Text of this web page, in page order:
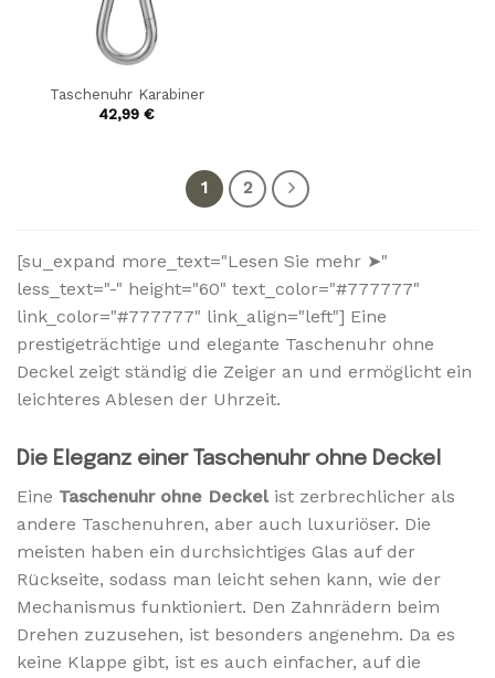
Taschenuhr Karabiner
42,99 €
1 2
[su_expand more_text="Lesen Sie mehr ➤"
less_text="-" height="60" text_color="#777777"
link_color="#777777" link_align="left"] Eine
prestigeträchtige und elegante Taschenuhr ohne
Deckel zeigt ständig die Zeiger an und ermöglicht ein
leichteres Ablesen der Uhrzeit.
Die Eleganz einer Taschenuhr ohne Deckel
Eine Taschenuhr ohne Deckelist zerbrechlicher als
andere Taschenuhren, aber auch luxuriöser. Die
meisten haben ein durchsichtiges Glas auf der
Rückseite, sodass man leicht sehen kann, wie der
Mechanismus funktioniert. Den Zahnrädern beim
Drehen zuzusehen, ist besonders angenehm. Da es
keine Klappe gibt, ist es auch einfacher, auf die